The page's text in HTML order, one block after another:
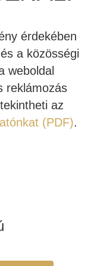
a lengyel
FR-2
érdekében
a közösségi
weboldal
reklámozás
az
(PDF).